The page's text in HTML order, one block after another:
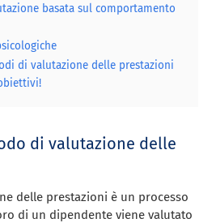
basata sul comportamento
di valutazione delle prestazioni
di valutazione delle
delle prestazioni è un processo
di un dipendente viene valutato